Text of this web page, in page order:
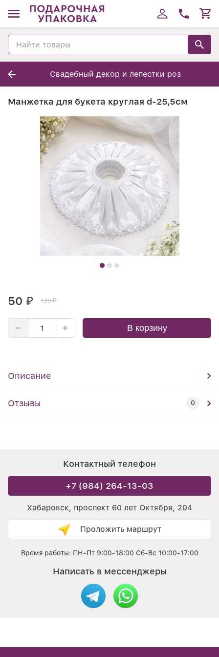
Свадебный декор и лепестки роз
Манжетка для букета круглая d-25,5см
50 ₽ 120₽
В корзину
Описание
Отзывы 0
Контактный телефон
+7 (984) 264-13-03
Хабаровск, проспект 60 лет Октября, 204
Проложить маршрут
Время работы: ПН-Пт 9:00-18:00 Сб-Вс 10:00-17:00
Написать в мессенджеры